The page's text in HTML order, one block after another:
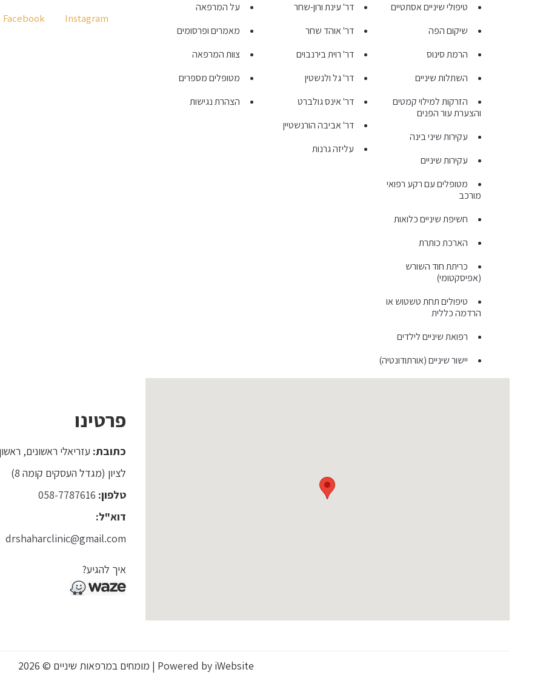
Instagram
Facebook
טיפולי שיניים אסתטיים
שיקום הפה
הרמת סינוס
השתלות שיניים
הזרקות למילוי קמטים
והצערת עור הפנים
עקירות שיני בינה
עקירות שיניים
מטופלים עם רקע רפואי
מורכב
חשיפת שיניים כלואות
הארכת כותרת
כריתת חוד השורש
(אפיסקטומי)
טיפולים תחת טשטוש או
הרדמה כללית
רפואת שיניים לילדים
יישור שיניים (אורתודונטיה)
דר' עינת ורון-שחר
דר' אוהד שחר
דר' רוית בירנבוים
דר' גל ולנשטין
דר' אינס גולברט
דר' אביבה הורנשטיין
עליזה גרנות
על המרפאה
מאמרים ופרסומים
צוות המרפאה
מטופלים מספרים
הצהרת נגישות
פרטינו
כתובת: עזריאלי ראשונים,
לציון (מגדל העסקים קומה 8)
טלפון: 058-7787616
דוא"ל:
drshaharclinic@gmail.com
איך להגיע?
מומחים במרפאות שיניים © 2026 | Powered by iWebsite